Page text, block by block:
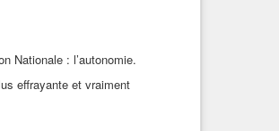
Nationale : l’autonomie.
effrayante et vraiment